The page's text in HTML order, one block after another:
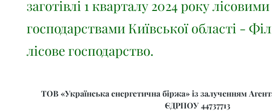
заготівлі 1 кварталу 2024 року лісовими
господарствами Київської області -
лісове господарство.
ТОВ «Українська енергетична біржа» із залученням
ЄДРПОУ 44737713